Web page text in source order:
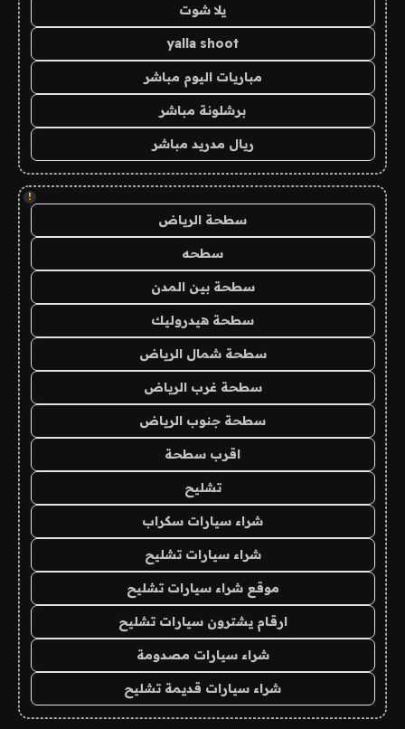
يلا شوت
yalla shoot
مباريات اليوم مباشر
برشلونة مباشر
ريال مدريد مباشر
!
سطحة الرياض
سطحه
سطحة بين المدن
سطحة هيدروليك
سطحة شمال الرياض
سطحة غرب الرياض
سطحة جنوب الرياض
اقرب سطحة
تشليح
شراء سيارات سكراب
شراء سيارات تشليح
موقع شراء سيارات تشليح
ارقام يشترون سيارات تشليح
شراء سيارات مصدومة
شراء سيارات قديمة تشليح